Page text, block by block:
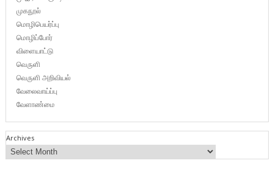
முகநூல்
மொழிபெயர்ப்பு
மொழிப்போர்
விளையாட்டு
வெருளி
வெருளி அறிவியல்
வேலைவாய்ப்பு
வேளாண்மை
Archives